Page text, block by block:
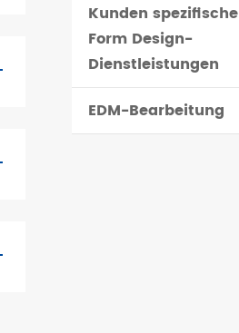
Kunden spezifische
Form Design-
Dienstleistungen
EDM-Bearbeitung